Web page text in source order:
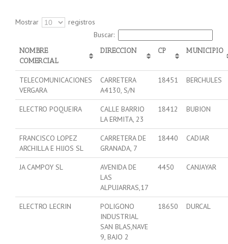
Mostrar
registros
Buscar:
NOMBRE
COMERCIAL
DIRECCION CP MUNICIPIO
TELECOMUNICACIONES
VERGARA
CARRETERA
A4130, S/N
18451 BERCHULES
ELECTRO POQUEIRA
CALLE BARRIO
LA ERMITA, 23
18412 BUBION
FRANCISCO LOPEZ
ARCHILLA E HIJOS SL
CARRETERA DE
GRANADA, 7
18440 CADIAR
JA CAMPOY SL
AVENIDA DE
LAS
ALPUJARRAS,17
4450 CANJAYAR
ELECTRO LECRIN
POLIGONO
INDUSTRIAL
SAN BLAS,NAVE
9, BAJO 2
18650 DURCAL